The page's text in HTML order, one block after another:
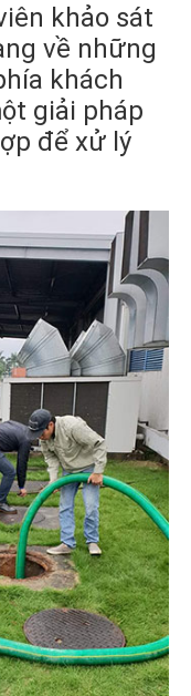
khảo sát
về những
khách
giải pháp
để xử lý